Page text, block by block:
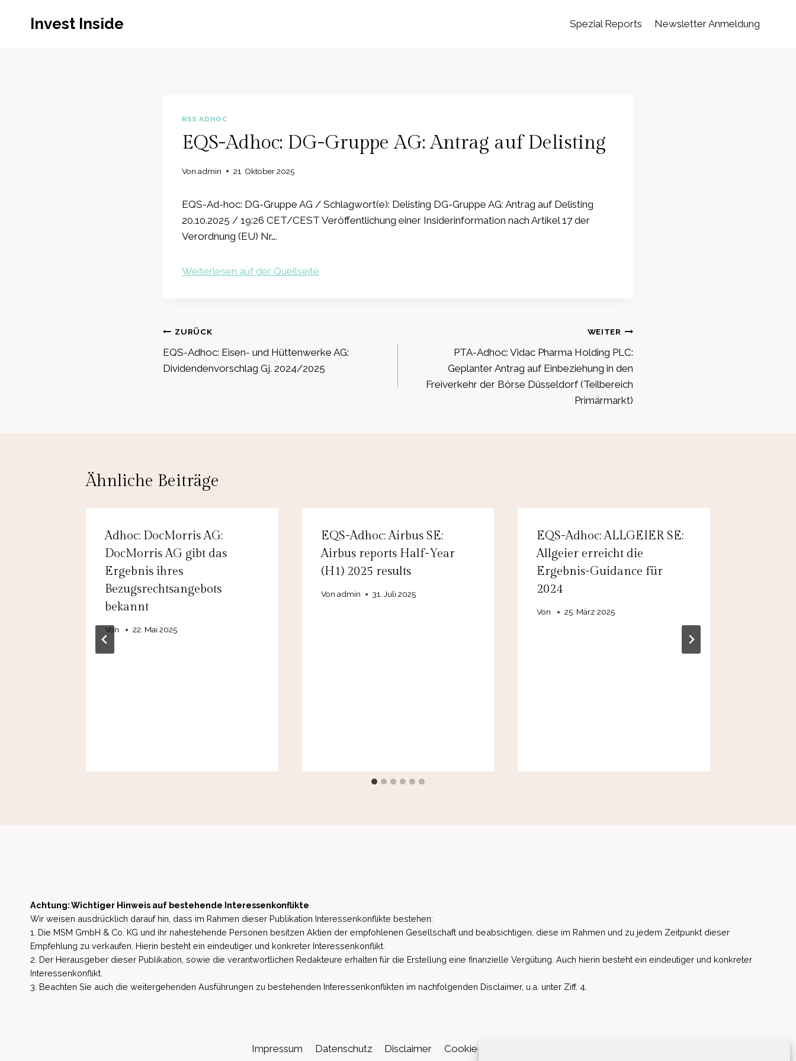
Invest Inside Spezial Reports Newsletter Anmeldung
RSS ADHOC
EQS-Adhoc: DG-Gruppe AG: Antrag auf Delisting
Von admin 21. Oktober 2025
EQS-Ad-hoc: DG-Gruppe AG / Schlagwort(e): Delisting DG-Gruppe AG: Antrag auf Delisting
20.10.2025 / 19:26 CET/CEST Veröffentlichung einer Insiderinformation nach Artikel 17 der
Verordnung (EU) Nr….
Weiterlesen auf der Quellseite
Beitragsnavigation
ZURÜCK
EQS-Adhoc: Eisen- und Hüttenwerke AG:
Dividendenvorschlag Gj. 2024/2025
WEITER
PTA-Adhoc: Vidac Pharma Holding PLC:
Geplanter Antrag auf Einbeziehung in den
Freiverkehr der Börse Düsseldorf (Teilbereich
Primärmarkt)
Ähnliche Beiträge
Adhoc: DocMorris AG:
DocMorris AG gibt das
Ergebnis ihres
Bezugsrechtsangebots
bekannt
Von 22. Mai 2025
EQS-Adhoc: Airbus SE:
Airbus reports Half-Year
(H1) 2025 results
Von admin 31. Juli 2025
EQS-Adhoc: ALLGEIER SE:
Allgeier erreicht die
Ergebnis-Guidance für
2024
Von 25. März 2025
Achtung: Wichtiger Hinweis auf bestehende Interessenkonflikte
Wir weisen ausdrücklich darauf hin, dass im Rahmen dieser Publikation Interessenkonflikte bestehen:
1. Die MSM GmbH & Co. KG und ihr nahestehende Personen besitzen Aktien der empfohlenen Gesellschaft und beabsichtigen, diese im Rahmen und zu jedem Zeitpunkt dieser
Empfehlung zu verkaufen. Hierin besteht ein eindeutiger und konkreter Interessenkonflikt.
2. Der Herausgeber dieser Publikation, sowie die verantwortlichen Redakteure erhalten für die Erstellung eine finanzielle Vergütung. Auch hierin besteht ein eindeutiger und konkreter
Interessenkonflikt.
3. Beachten Sie auch die weitergehenden Ausführungen zu bestehenden Interessenkonflikten im nachfolgenden Disclaimer, u.a. unter Ziff. 4.
Impressum Datenschutz Disclaimer Cookie-Richtlinie (EU)